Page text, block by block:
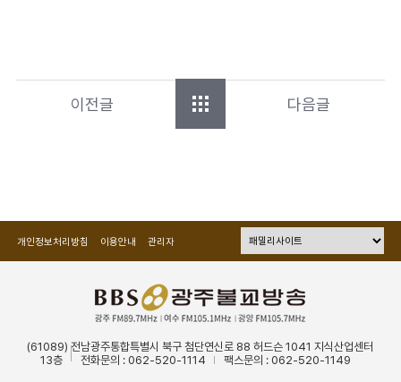
이전글 다음글
개인정보처리방침 이용안내 관리자
(61089) 전남광주통합특별시 북구 첨단연신로 88 허드슨 1041 지식산업센터
13층
전화문의 : 062-520-1114 팩스문의 : 062-520-1149